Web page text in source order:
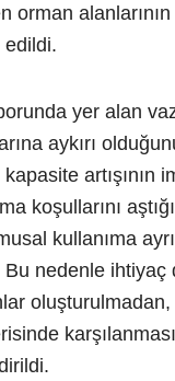
orman alanlarının
edildi.
yer alan
aykırı
artışının
koşullarını
kullanıma
Bu nedenle ihtiyaç